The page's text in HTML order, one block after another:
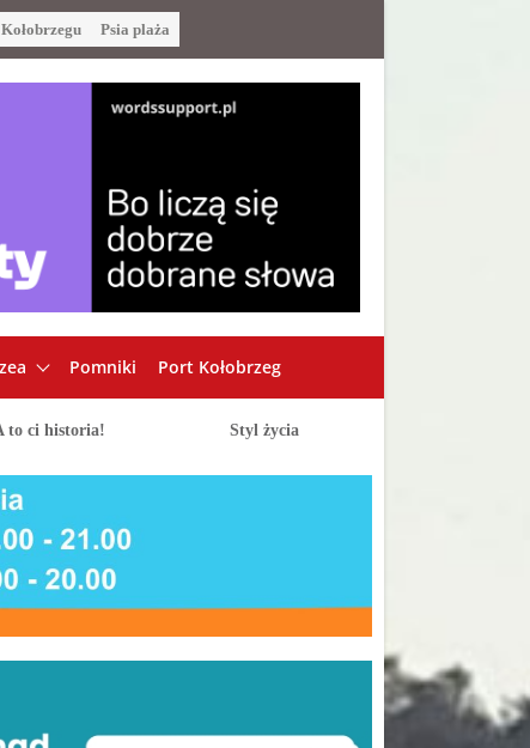
Psia plaża
Pomniki Port Kołobrzeg
to ci historia! Styl życia